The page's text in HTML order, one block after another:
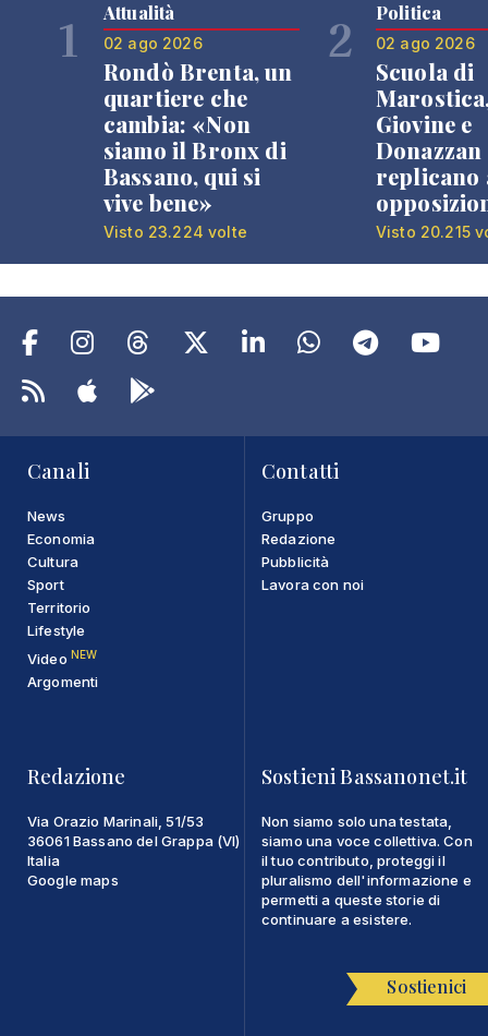
1 Attualità
02 ago 2026
Rondò Brenta, un
quartiere che
cambia: «Non
siamo il Bronx di
Bassano, qui si
vive bene»
Visto 23.224 volte
2 Politica
02 ago 2026
Scuola di
Giovine e
Donazzan
replicano
Visto 20.215
Canali
News
Economia
Cultura
Sport
Territorio
Lifestyle
Video NEW
Argomenti
Contatti
Gruppo
Redazione
Pubblicità
Lavora con noi
Redazione
Via Orazio Marinali, 51/53
36061 Bassano del Grappa (VI)
Italia
Google maps
Sostieni Bassanonet.it
Non siamo solo una testata,
siamo una voce collettiva. Con
il tuo contributo, proteggi il
pluralismo dell'informazione e
permetti a queste storie di
continuare a esistere.
Sostienici